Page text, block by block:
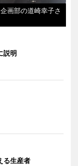
画部の道崎幸子さ
説明
る生産者